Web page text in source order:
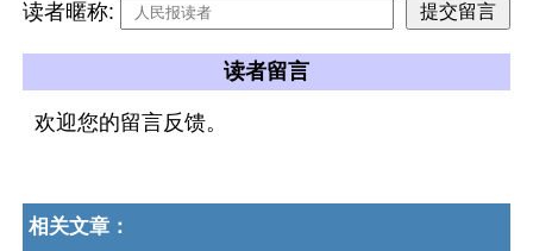
读者暱称:
读者留言
欢迎您的留言反馈。
相关文章：